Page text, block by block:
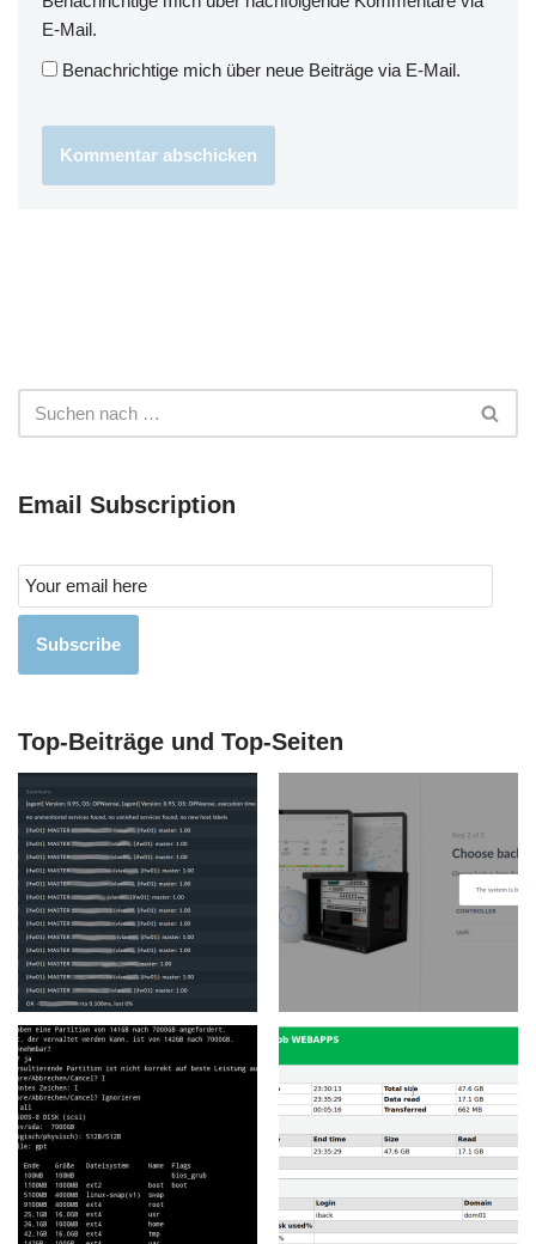
E-Mail.
Benachrichtige mich über neue Beiträge via E-Mail.
Email Subscription
Subscribe
Top-Beiträge und Top-Seiten